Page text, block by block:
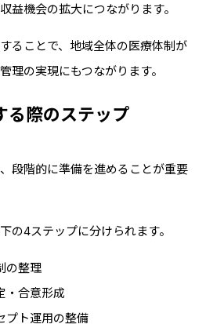
益機会の拡大につながります。
ることで、地域全体の医療体制が
理の実現にもつながります。
る際のステップ
段階的に準備を進めることが重要
の4ステップに分けられます。
の整理
・合意形成
プト運用の整備